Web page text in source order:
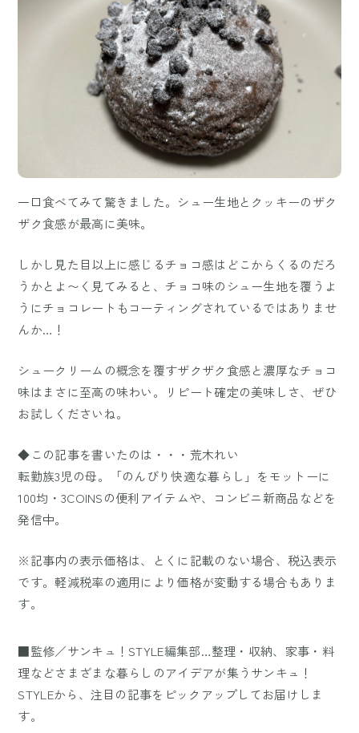
一口食べてみて驚きました。シュー生地とクッキーのザク
ザク食感が最高に美味。
しかし見た目以上に感じるチョコ感はどこからくるのだろ
うかとよ〜く見てみると、チョコ味のシュー生地を覆うよ
うにチョコレートもコーティングされているではありませ
んか…！
シュークリームの概念を覆すザクザク食感と濃厚なチョコ
味はまさに至高の味わい。リピート確定の美味しさ、ぜひ
お試しくださいね。
◆この記事を書いたのは・・・荒木れい
転勤族3児の母。「のんびり快適な暮らし」をモットーに
100均・3COINSの便利アイテムや、コンビニ新商品などを
発信中。
※記事内の表示価格は、とくに記載のない場合、税込表示
です。軽減税率の適用により価格が変動する場合もありま
す。
■監修／サンキュ！STYLE編集部…整理・収納、家事・料
理などさまざまな暮らしのアイデアが集うサンキュ！
STYLEから、注目の記事をピックアップしてお届けしま
す。